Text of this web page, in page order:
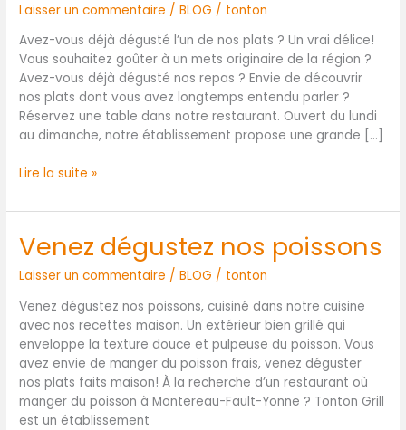
Laisser un commentaire /BLOG / tonton
Avez-vous déjà dégusté l’un de nos plats ? Un vrai délice!
Vous souhaitez goûter à un mets originaire de la région ?
Avez-vous déjà dégusté nos repas ? Envie de découvrir
nos plats dont vous avez longtemps entendu parler ?
Réservez une table dans notre restaurant. Ouvert du lundi
au dimanche, notre établissement propose une grande […]
l’un
de
nos
plats
?
Lire la suite »
Venez dégustez nos poissons
Laisser un commentaire /BLOG / tonton
Venez dégustez nos poissons, cuisiné dans notre cuisine
avec nos recettes maison. Un extérieur bien grillé qui
enveloppe la texture douce et pulpeuse du poisson. Vous
avez envie de manger du poisson frais, venez déguster
nos plats faits maison! À la recherche d’un restaurant où
manger du poisson à Montereau-Fault-Yonne ? Tonton Grill
est un établissement
Venez
dégustez
nos